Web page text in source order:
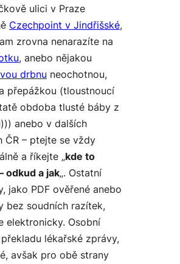
ulici v Praze
Czechpoint v Jindřišské,
zrovna nenarazíte na
, anebo nějakou
drbnu neochotnou,
přepážkou (tloustnoucí
obdoba tlusté báby z
anebo v dalších
ČR – ptejte se vždy
a říkejte „kde to
odkud a jak„. Ostatní
jako PDF ověřené anebo
bez soudních razítek,
elektronicky. Osobní
lékařské zprávy,
avšak pro obě strany